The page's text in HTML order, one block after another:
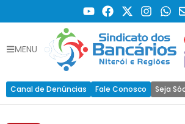
MENU
Canal de Denúncias Fale Conosco Seja